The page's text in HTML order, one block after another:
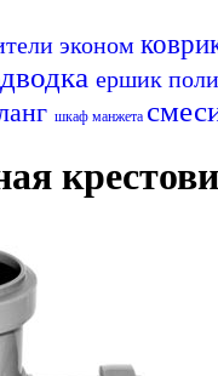
эконом
ершик
шкаф манжета